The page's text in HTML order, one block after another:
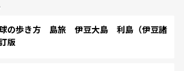
の歩き方 島旅 伊豆大島 利島（伊豆諸
版